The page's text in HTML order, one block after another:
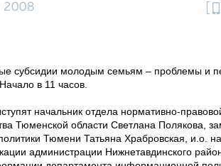
2008
субсидии молодым семьям – проблемы и
в 11 часов.
начальник отдела нормативно-
Тюменской области Светлана Полякова,
Тюмени Татьяна Храбровская, и.о.
администрации Нижнетавдинского